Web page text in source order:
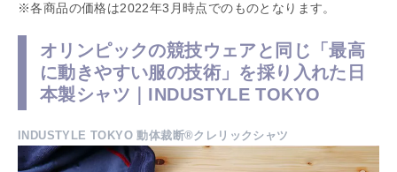
※各商品の価格は2022年3月時点でのものとなります。
オリンピックの競技ウェアと同じ「最高
に動きやすい服の技術」を採り入れた日
本製シャツ｜INDUSTYLE TOKYO
INDUSTYLE TOKYO 動体裁断®クレリックシャツ